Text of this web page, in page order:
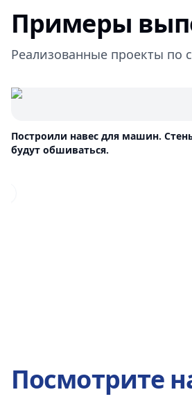
Примеры
Реализованные проекты по
Построили навес для машин.
будут обшиваться.
Посмотрите